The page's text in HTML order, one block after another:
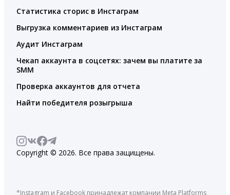
Статистика сторис в Инстаграм
Выгрузка комментариев из Инстаграм
Аудит Инстаграм
Чекап аккаунта в соцсетях: зачем вы платите за
SMM
Проверка аккаунтов для отчета
Найти победителя розыгрыша
Copyright © 2026. Все права защищены.
*Instagram и Facebook принадлежат компании Meta Platforms